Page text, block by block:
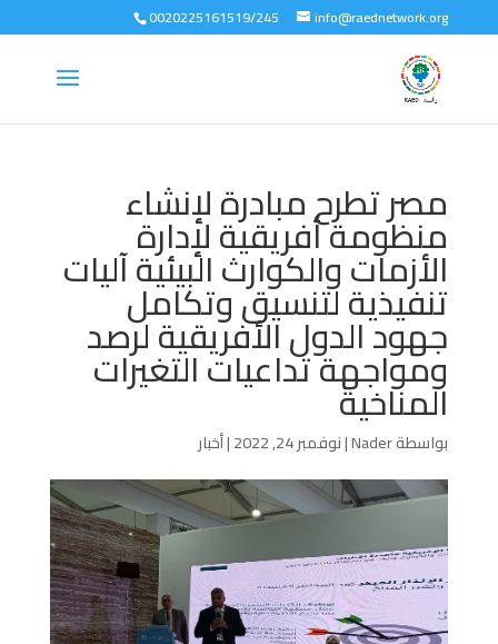
0020225161519/245 info@raednetwork.org
مصر تطرح مبادرة لإنشاء
منظومة أفريقية لإدارة
الأزمات والكوارث البيئية آليات
تنفيذية لتنسيق وتكامل
جهود الدول الأفريقية لرصد
ومواجهة تداعيات التغيرات
المناخية
بواسطةNader
|نوفمبر 24, 2022 |أخبار